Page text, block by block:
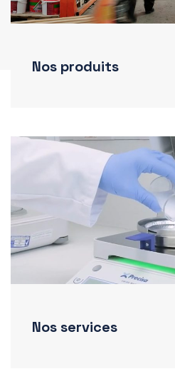
Nos produits
Nos services